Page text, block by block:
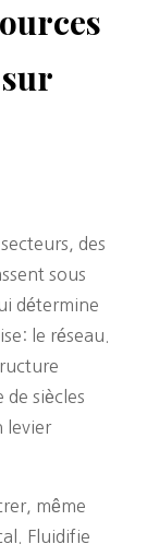
des
sous
détermine
le réseau.
siècles
levier
même
Fluidifie